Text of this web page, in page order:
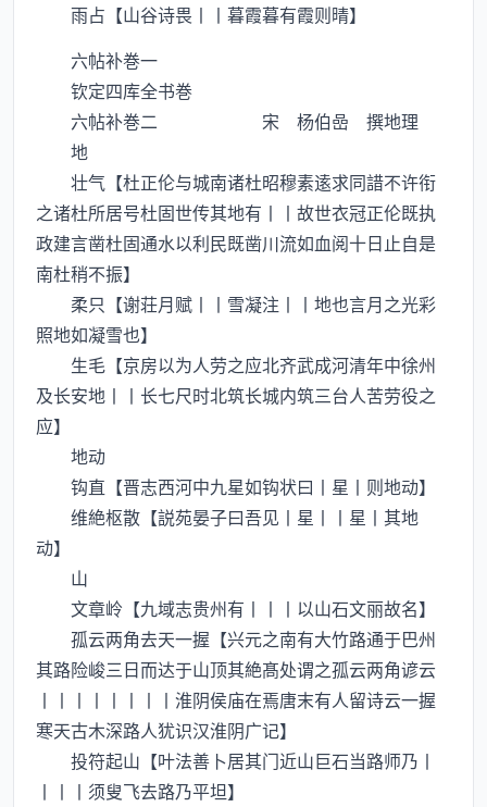
雨占【山谷诗畏丨丨暮霞暮有霞则晴】
六帖补巻一
钦定四库全书巻
六帖补巻二 宋 杨伯嵒 撰地理
地
壮气【杜正伦与城南诸杜昭穆素逺求同諎不许衔
之诸杜所居号杜固世传其地有丨丨故世衣冠正伦既执
政建言凿杜固通水以利民既凿川流如血阅十日止自是
南杜稍不振】
柔只【谢荘月赋丨丨雪凝注丨丨地也言月之光彩
照地如凝雪也】
生毛【京房以为人劳之应北齐武成河清年中徐州
及长安地丨丨长七尺时北筑长城内筑三台人苦劳役之
应】
地动
钩直【晋志西河中九星如钩状曰丨星丨则地动】
维絶枢散【説苑晏子曰吾见丨星丨丨星丨其地
动】
山
文章岭【九域志贵州有丨丨丨以山石文丽故名】
孤云两角去天一握【兴元之南有大竹路通于巴州
其路险峻三日而达于山顶其絶髙处谓之孤云两角谚云
丨丨丨丨丨丨丨丨淮阴侯庙在焉唐末有人留诗云一握
寒天古木深路人犹识汉淮阴广记】
投符起山【叶法善卜居其门近山巨石当路师乃丨
丨丨丨须叟飞去路乃平坦】